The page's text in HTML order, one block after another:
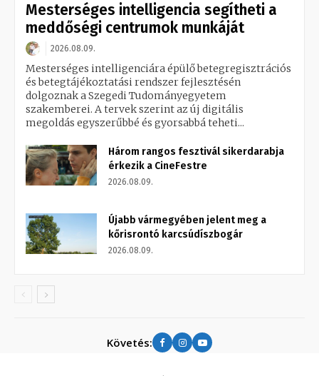
Mesterséges intelligencia segítheti a
meddőségi centrumok munkáját
2026.08.09.
Mesterséges intelligenciára épülő betegregisztrációs
és betegtájékoztatási rendszer fejlesztésén
dolgoznak a Szegedi Tudományegyetem
szakemberei. A tervek szerint az új digitális
megoldás egyszerűbbé és gyorsabbá teheti...
Három rangos fesztivál sikerdarabja
érkezik a CineFestre
2026.08.09.
Újabb vármegyében jelent meg a
kőrisrontó karcsúdíszbogár
2026.08.09.
Követés: